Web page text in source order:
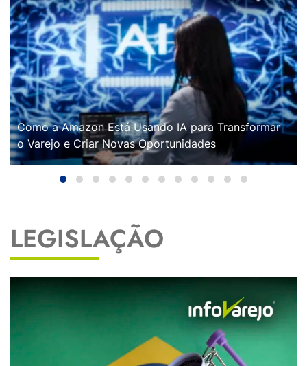
Como a Amazon Está Usando IA para Transformar
o Varejo e Criar Novas Oportunidades
LEGISLAÇÃO